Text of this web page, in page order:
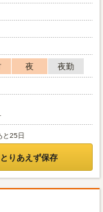
夜
夜勤
と25日
とりあえず保存